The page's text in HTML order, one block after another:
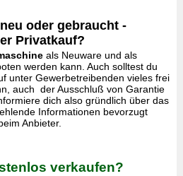
oder gebraucht -
Privatkauf?
als Neuware und als
werden kann. Auch solltest du
unter Gewerbetreibenden vieles frei
auch der Ausschluß von Garantie
dich also gründlich über das
Informationen bevorzugt
Anbieter.
verkaufen?